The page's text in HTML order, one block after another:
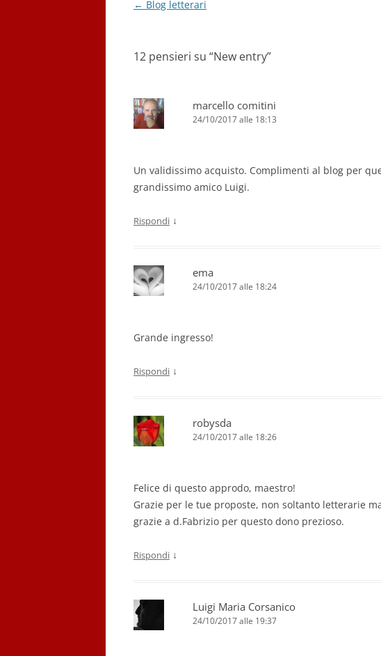
Navigazione
← Blog letterari
12 pensieri su “New entry”
marcello comitini
24/10/2017 alle 18:13
Un validissimo acquisto. Complimenti al blog per
grandissimo amico Luigi.
Rispondi ↓
ema
24/10/2017 alle 18:24
Grande ingresso!
Rispondi ↓
robysda
24/10/2017 alle 18:26
Felice di questo approdo, maestro!
Grazie per le tue proposte, non soltanto letterarie
grazie a d.Fabrizio per questo dono prezioso.
Rispondi ↓
Luigi Maria Corsanico
24/10/2017 alle 19:37